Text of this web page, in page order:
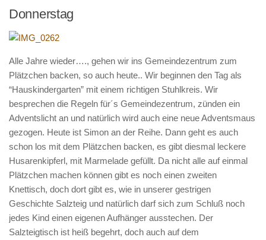
Donnerstag
Alle Jahre wieder…., gehen wir ins Gemeindezentrum zum
Plätzchen backen, so auch heute.. Wir beginnen den Tag als
“Hauskindergarten” mit einem richtigen Stuhlkreis. Wir
besprechen die Regeln für´s Gemeindezentrum, zünden ein
Adventslicht an und natürlich wird auch eine neue Adventsmaus
gezogen. Heute ist Simon an der Reihe. Dann geht es auch
schon los mit dem Plätzchen backen, es gibt diesmal leckere
Husarenkipferl, mit Marmelade gefüllt. Da nicht alle auf einmal
Plätzchen machen können gibt es noch einen zweiten
Knettisch, doch dort gibt es, wie in unserer gestrigen
Geschichte Salzteig und natürlich darf sich zum Schluß noch
jedes Kind einen eigenen Aufhänger ausstechen. Der
Salzteigtisch ist heiß begehrt, doch auch auf dem